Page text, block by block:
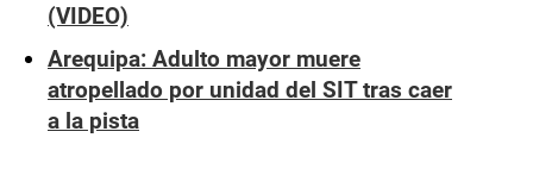
(VIDEO)
Arequipa: Adulto mayor muere
atropellado por unidad del SIT tras caer
a la pista